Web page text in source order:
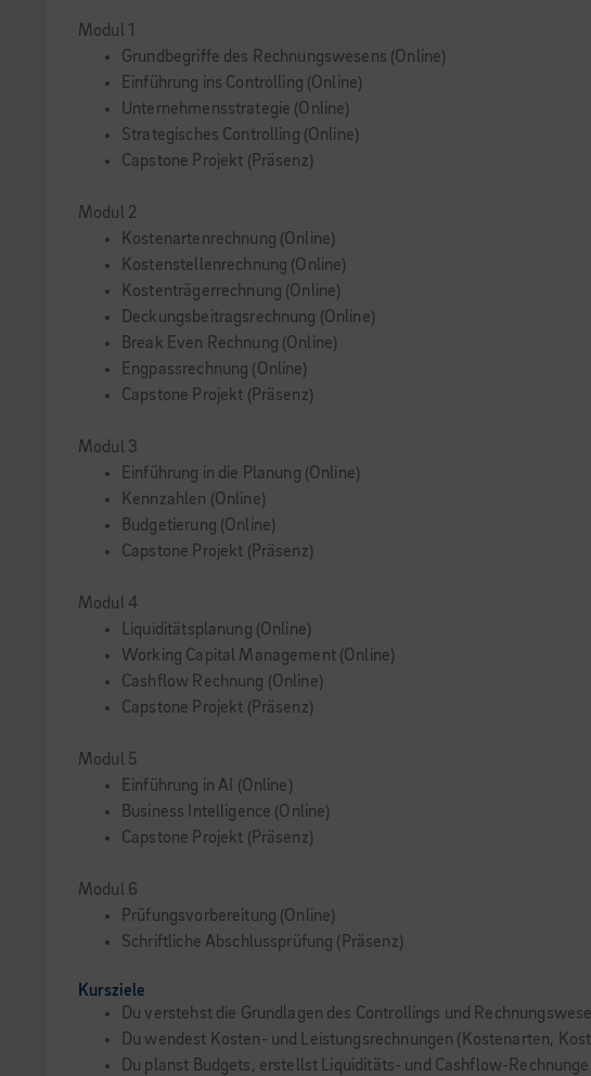
Modul 1
Grundbegriffe des Rechnungswesens (Online)
Einführung ins Controlling (Online)
Unternehmensstrategie (Online)
Strategisches Controlling (Online)
Capstone Projekt (Präsenz)
Modul 2
Kostenartenrechnung (Online)
Kostenstellenrechnung (Online)
Kostenträgerrechnung (Online)
Deckungsbeitragsrechnung (Online)
Break Even Rechnung (Online)
Engpassrechnung (Online)
Capstone Projekt (Präsenz)
Modul 3
Einführung in die Planung (Online)
Kennzahlen (Online)
Budgetierung (Online)
Capstone Projekt (Präsenz)
Modul 4
Liquiditätsplanung (Online)
Working Capital Management (Online)
Cashflow Rechnung (Online)
Capstone Projekt (Präsenz)
Modul 5
Einführung in AI (Online)
Business Intelligence (Online)
Capstone Projekt (Präsenz)
Modul 6
Prüfungsvorbereitung (Online)
Schriftliche Abschlussprüfung (Präsenz)
Kursziele
Du verstehst die Grundlagen des Controllings und
Du wendest Kosten- und Leistungsrechnungen (Kostenarten,
Du planst Budgets, erstellst Liquiditäts- und Cashflow-